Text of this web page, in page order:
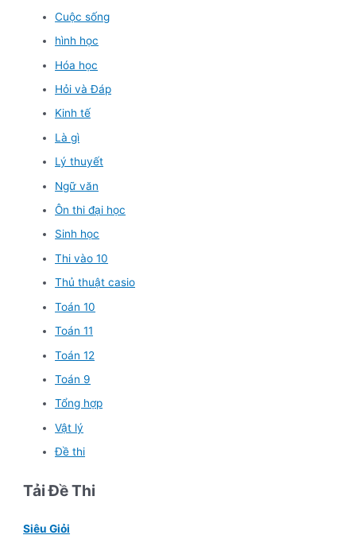
Cuộc sống
hình học
Hóa học
Hỏi và Đáp
Kinh tế
Là gì
Lý thuyết
Ngữ văn
Ôn thi đại học
Sinh học
Thi vào 10
Thủ thuật casio
Toán 10
Toán 11
Toán 12
Toán 9
Tổng hợp
Vật lý
Đề thi
Tải Đề Thi
Siêu Giỏi